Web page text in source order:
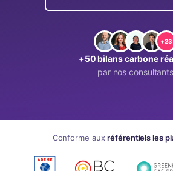
+23
+50 bilans carbone
par nos consultants
Conforme auxréférentiels les